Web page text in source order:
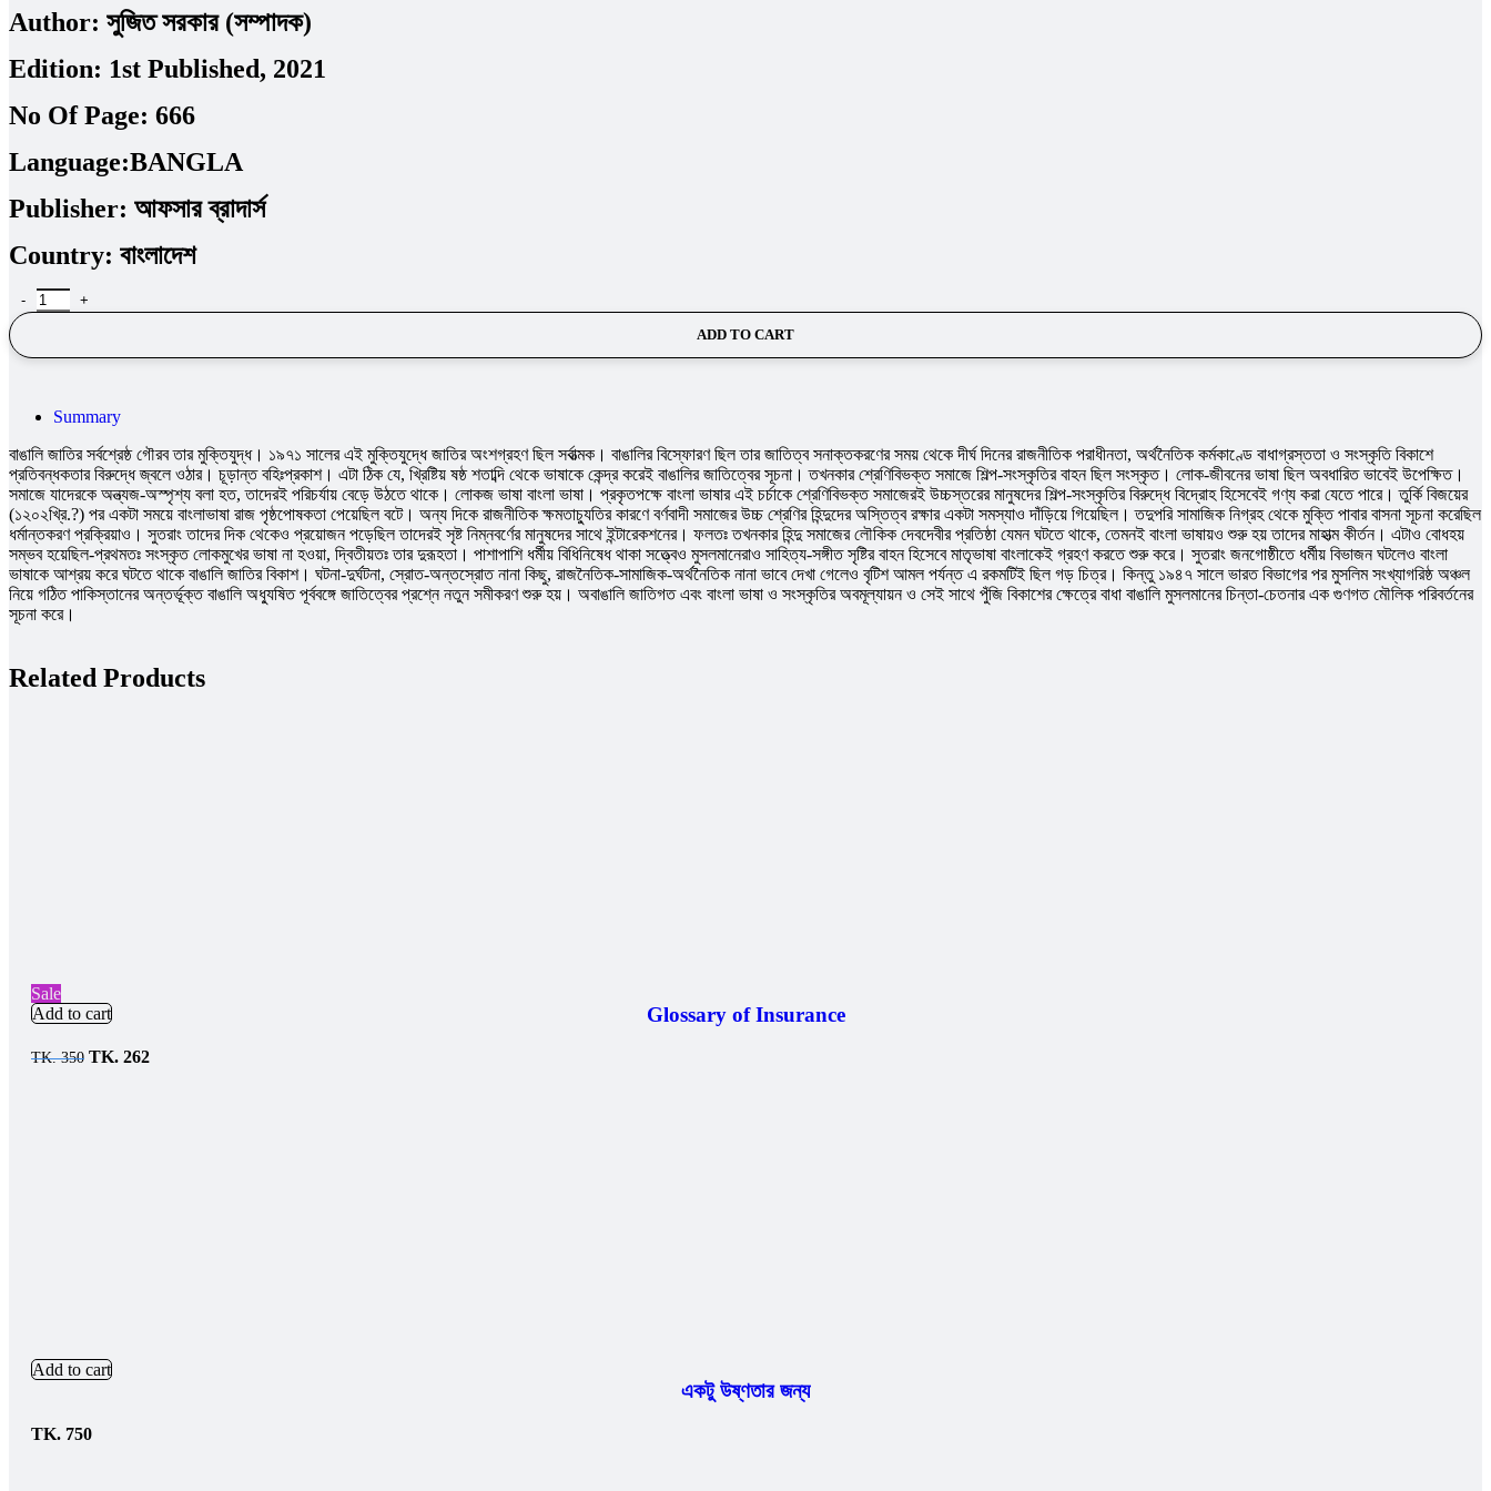
Author: সুজিত সরকার (সম্পাদক)
Edition: 1st Published, 2021
No Of Page: 666
Language:BANGLA
Publisher: আফসার ব্রাদার্স
Country: বাংলাদেশ
ADD TO CART
Summary
বাঙালি জাতির সর্বশ্রেষ্ঠ গৌরব তার মুক্তিযুদ্ধ। ১৯৭১ সালের এই মুক্তিযুদ্ধে জাতির অংশগ্রহণ ছিল সর্বাত্মক। বাঙালির বিস্ফোরণ ছিল তার জাতিত্ব সনাক্তকরণের সময় থেকে দীর্ঘ দিনের রাজনীতিক পরাধীনতা, অর্থনৈতিক কর্মকাণ্ডে বাধাগ্রস্ততা ও সংস্কৃতি বিকাশে
প্রতিবন্ধকতার বিরুদ্ধে জ্বলে ওঠার। চূড়ান্ত বহিঃপ্রকাশ। এটা ঠিক যে, খ্রিষ্টিয় ষষ্ঠ শতাব্দি থেকে ভাষাকে কেন্দ্র করেই বাঙালির জাতিত্বের সূচনা। তখনকার শ্রেণিবিভক্ত সমাজে শিল্প-সংস্কৃতির বাহন ছিল সংস্কৃত। লােক-জীবনের ভাষা ছিল অবধারিত ভাবেই উপেক্ষিত।
সমাজে যাদেরকে অন্ত্যজ-অস্পৃশ্য বলা হত, তাদেরই পরিচর্যায় বেড়ে উঠতে থাকে। লােকজ ভাষা বাংলা ভাষা। প্রকৃতপক্ষে বাংলা ভাষার এই চর্চাকে শ্রেণিবিভক্ত সমাজেরই উচ্চস্তরের মানুষদের শিল্প-সংস্কৃতির বিরুদ্ধে বিদ্রোহ হিসেবেই গণ্য করা যেতে পারে। তুর্কি বিজয়ের
(১২০২খ্রি.?) পর একটা সময়ে বাংলাভাষা রাজ পৃষ্ঠপােষকতা পেয়েছিল বটে। অন্য দিকে রাজনীতিক ক্ষমতাচ্যুতির কারণে বর্ণবাদী সমাজের উচ্চ শ্রেণির হিন্দুদের অস্তিত্ব রক্ষার একটা সমস্যাও দাঁড়িয়ে গিয়েছিল। তদুপরি সামাজিক নিগ্রহ থেকে মুক্তি পাবার বাসনা সূচনা করেছিল
ধর্মান্তকরণ প্রক্রিয়াও। সুতরাং তাদের দিক থেকেও প্রয়ােজন পড়েছিল তাদেরই সৃষ্ট নিম্নবর্ণের মানুষদের সাথে ইন্টারেকশনের। ফলতঃ তখনকার হিন্দু সমাজের লৌকিক দেবদেবীর প্রতিষ্ঠা যেমন ঘটতে থাকে, তেমনই বাংলা ভাষায়ও শুরু হয় তাদের মাহাত্ম কীর্তন। এটাও বােধহয়
সম্ভব হয়েছিল-প্রথমতঃ সংস্কৃত লােকমুখের ভাষা না হওয়া, দ্বিতীয়তঃ তার দুরূহতা। পাশাপাশি ধর্মীয় বিধিনিষেধ থাকা সত্ত্বেও মুসলমানেরাও সাহিত্য-সঙ্গীত সৃষ্টির বাহন হিসেবে মাতৃভাষা বাংলাকেই গ্রহণ করতে শুরু করে। সুতরাং জনগােষ্ঠীতে ধর্মীয় বিভাজন ঘটলেও বাংলা
ভাষাকে আশ্রয় করে ঘটতে থাকে বাঙালি জাতির বিকাশ। ঘটনা-দুর্ঘটনা, স্রোত-অন্তস্রোত নানা কিছু, রাজনৈতিক-সামাজিক-অর্থনৈতিক নানা ভাবে দেখা গেলেও বৃটিশ আমল পর্যন্ত এ রকমটিই ছিল গড় চিত্র। কিন্তু ১৯৪৭ সালে ভারত বিভাগের পর মুসলিম সংখ্যাগরিষ্ঠ অঞ্চল
নিয়ে গঠিত পাকিস্তানের অন্তর্ভূক্ত বাঙালি অধ্যুষিত পূর্ববঙ্গে জাতিত্বের প্রশ্নে নতুন সমীকরণ শুরু হয়। অবাঙালি জাতিগত এবং বাংলা ভাষা ও সংস্কৃতির অবমূল্যায়ন ও সেই সাথে পুঁজি বিকাশের ক্ষেত্রে বাধা বাঙালি মুসলমানের চিন্তা-চেতনার এক গুণগত মৌলিক পরিবর্তনের
সূচনা করে।
Related Products
Sale
Add to cart
Glossary of Insurance
TK.350 TK. 262
Add to cart
একটু উষ্ণতার জন্য
TK. 750